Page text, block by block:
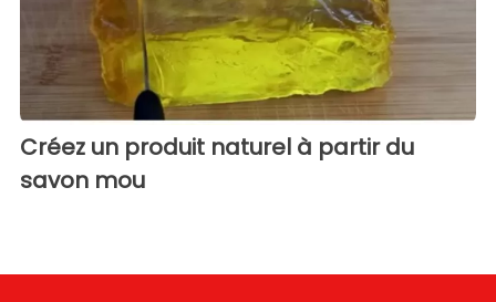
Créez un produit naturel à partir du
savon mou